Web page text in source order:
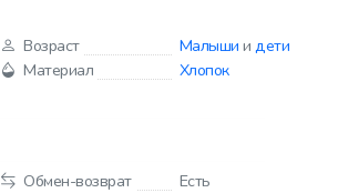
Возраст Малыши идети
Материал
Хлопок
Обмен-возврат
Есть